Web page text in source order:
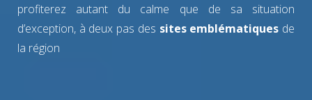
profiterez autant du calme que de sa situation
d’exception, à deux pas des sites emblématiques de
la région